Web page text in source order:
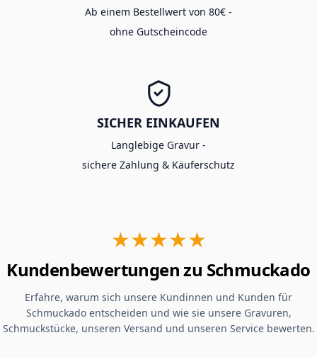
Ab einem Bestellwert von 80€ -
ohne Gutscheincode
SICHER EINKAUFEN
Langlebige Gravur -
sichere Zahlung & Käuferschutz
★★★★★
Kundenbewertungen zu Schmuckado
Erfahre, warum sich unsere Kundinnen und Kunden für
Schmuckado entscheiden und wie sie unsere Gravuren,
Schmuckstücke, unseren Versand und unseren Service bewerten.